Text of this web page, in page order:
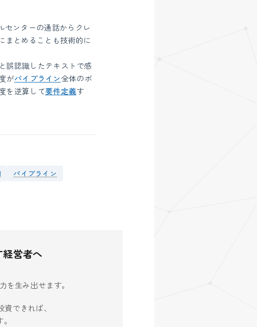
センターの通話からクレ
まとめることも技術的に
誤認識したテキストで感
がパイプライン全体のボ
を逆算して要件定義す
パイプライン
営者へ
生み出せます。
できれば、